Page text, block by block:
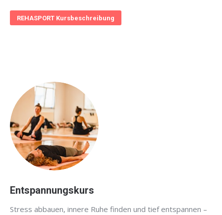
REHASPORT Kursbeschreibung
Entspannungskurs
Stress abbauen, innere Ruhe finden und tief entspannen –